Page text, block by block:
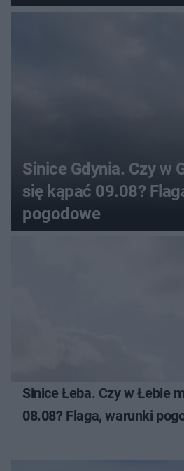
Sinice Gdynia. Czy w
się kąpać 09.08?
pogodowe
Sinice Łeba. Czy w Łebie
08.08? Flaga, warunki